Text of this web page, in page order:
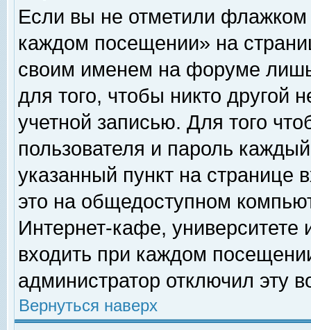
Если вы не отметили флажком
каждом посещении» на
своим именем на форуме
для того, чтобы никто другой
учетной записью. Для того
пользователя и пароль
указанный пункт на
это на общедоступном
Интернет-кафе, университете
входить при каждом
администратор отключил эту
Вернуться наверх